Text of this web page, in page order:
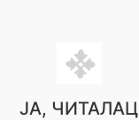
ЈА, ЧИТАЛАЦ